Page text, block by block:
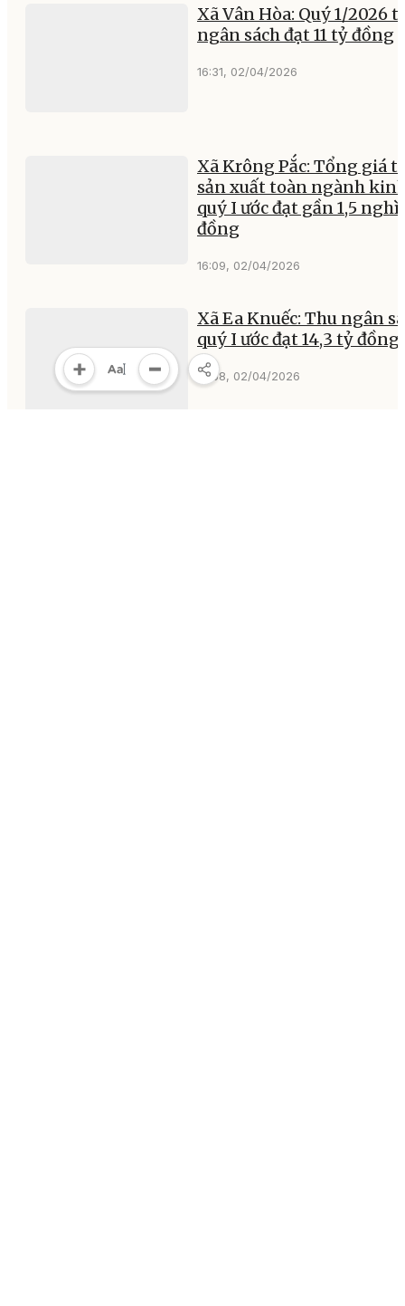
Xã Vân Hòa: Quý 1/2026
ngân sách đạt 11 tỷ đồng
16:31, 02/04/2026
Xã Krông Pắc: Tổng giá
sản xuất toàn ngành
quý I ước đạt gần 1,5
đồng
16:09, 02/04/2026
Xã Ea Knuếc: Thu ngân
quý I ước đạt 14,3 tỷ đồng
14:58, 02/04/2026